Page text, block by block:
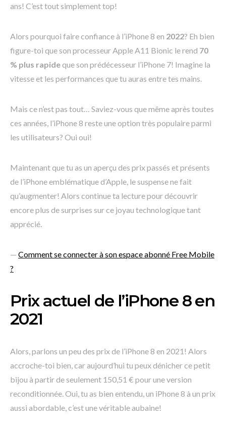
ans! C’est tout simplement top!
Alors pourquoi faire confiance à l’iPhone 8 en 2022? Eh bien
figure-toi que son processeur Apple A11 Bionic le rend 70
% plus rapideque son prédécesseur l’iPhone 7! Imagine la
vitesse et les performances que tu auras entre tes mains.
Mais ce n’est pas tout… Saviez-vous que même après toutes
ces années, l’iPhone 8 reste une option très populaire parmi
les utilisateurs? Oui oui!
Maintenant que tu as un aperçu des prix passés et présents
de l’iPhone emblématique d’Apple, le suspense ne fait
qu’augmenter! Alors continue ta lecture pour découvrir
encore plus de surprises sur ce joyau technologique tant
apprécié.
— Comment se connecter à son espace abonné Free Mobile
?
Prix actuel de l’iPhone 8 en
2021
Alors, parlons un peu des prix de l’iPhone 8 en 2021! Alors
accroche-toi bien, car aujourd’hui tu peux dénicher ce petit
bijou à partir de seulement 150,51 € pour une version
reconditionnée. Oui, tu as bien entendu, un iPhone 8 à un prix
aussi abordable, c’est une véritable aubaine!